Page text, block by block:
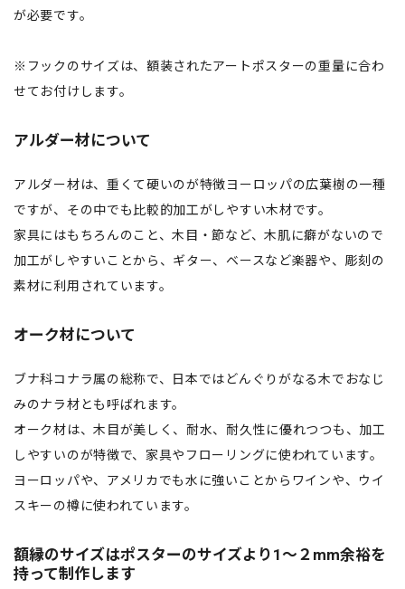
が必要です。
※フックのサイズは、額装されたアートポスターの重量に合わ
せてお付けします。
アルダー材について
アルダー材は、重くて硬いのが特徴ヨーロッパの広葉樹の一種
ですが、その中でも比較的加工がしやすい木材です。
家具にはもちろんのこと、木目・節など、木肌に癖がないので
加工がしやすいことから、ギター、ベースなど楽器や、彫刻の
素材に利用されています。
オーク材について
ブナ科コナラ属の総称で、日本ではどんぐりがなる木でおなじ
みのナラ材とも呼ばれます。
オーク材は、木目が美しく、耐水、耐久性に優れつつも、加工
しやすいのが特徴で、家具やフローリングに使われています。
ヨーロッパや、アメリカでも水に強いことからワインや、ウイ
スキーの樽に使われています。
額縁のサイズはポスターのサイズより1〜２mm余裕を
持って制作します